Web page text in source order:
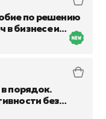
по решению
бизнесе и
порядок.
без